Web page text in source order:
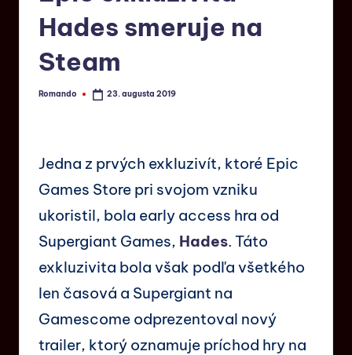
Hades smeruje na
Steam
Romando 23. augusta 2019
Jedna z prvých exkluzivít, ktoré Epic
Games Store pri svojom vzniku
ukoristil, bola early access hra od
Supergiant Games, Hades. Táto
exkluzivita bola však podľa všetkého
len časová a Supergiant na
Gamescome odprezentoval nový
trailer, ktorý oznamuje príchod hry na